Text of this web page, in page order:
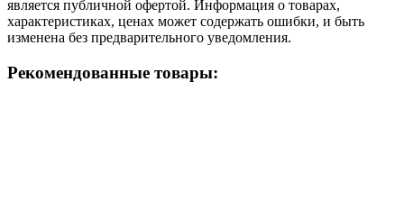
является публичной офертой. Информация о товарах,
характеристиках, ценах может содержать ошибки, и быть
изменена без предварительного уведомления.
Рекомендованные товары: